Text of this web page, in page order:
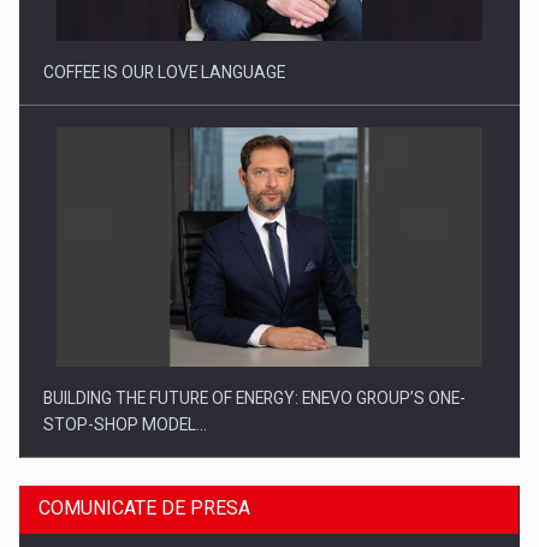
COFFEE IS OUR LOVE LANGUAGE
BUILDING THE FUTURE OF ENERGY: ENEVO GROUP’S ONE-
STOP-SHOP MODEL…
COMUNICATE DE PRESA